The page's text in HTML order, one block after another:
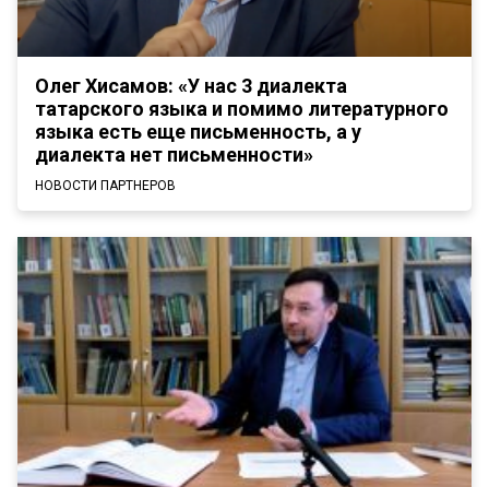
Олег Хисамов: «У нас 3 диалекта
татарского языка и помимо литературного
языка есть еще письменность, а у
диалекта нет письменности»
НОВОСТИ ПАРТНЕРОВ